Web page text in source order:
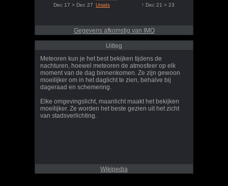
Dec 17 > Dec 27 Ursids ↑ Dec 21 > 23
Gegevens afkomstig van IMO
Uitleg
Meteoren kun je het best bekijken tijdens de
nachturen, hoewel meteoren de atmosfeer op elk
moment van de dag binnenkomen. Ze zijn gewoon
moeilijker om in het daglicht te zien, behalve bij
dageraad en schemering.
Elke omgevingslicht, maanlicht maakt het bekijken
moeilijker. Ze worden het beste gezien uit het zicht
van stadsverlichting.
Wikipedia